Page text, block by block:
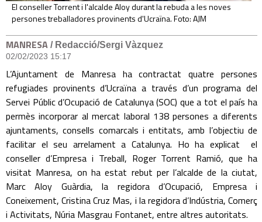
El conseller Torrent i l'alcalde Aloy durant la rebuda a les noves
persones treballadores provinents d'Ucraïna. Foto: AJM
MANRESA / Redacció/Sergi Vàzquez
02/02/2023 15:17
L’Ajuntament de Manresa ha contractat quatre persones
refugiades provinents d’Ucraïna a través d’un programa del
Servei Públic d’Ocupació de Catalunya (SOC) que a tot el país ha
permès incorporar al mercat laboral 138 persones a diferents
ajuntaments, consells comarcals i entitats, amb l’objectiu de
facilitar el seu arrelament a Catalunya. Ho ha explicat el
conseller d’Empresa i Treball, Roger Torrent Ramió, que ha
visitat Manresa, on ha estat rebut per l’alcalde de la ciutat,
Marc Aloy Guàrdia, la regidora d’Ocupació, Empresa i
Coneixement, Cristina Cruz Mas, i la regidora d’Indústria, Comerç
i Activitats, Núria Masgrau Fontanet, entre altres autoritats.